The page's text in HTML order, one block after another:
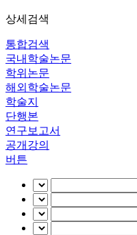
상세검색
통합검색
국내학술논문
학위논문
해외학술논문
학술지
단행본
연구보고서
공개강의
버튼